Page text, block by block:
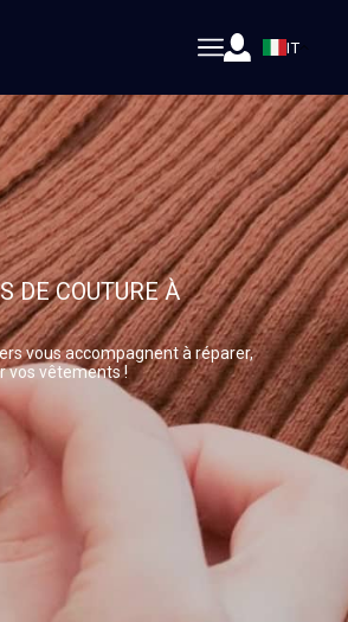
IT
DE COUTURE À
vous accompagnent à réparer,
vos vêtements !